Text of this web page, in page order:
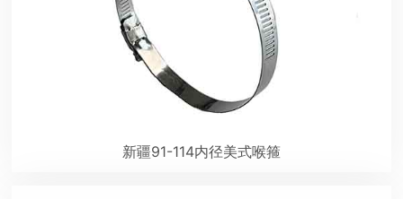
新疆91-114内径美式喉箍